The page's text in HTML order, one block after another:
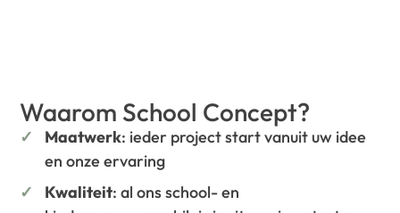
Waarom School Concept?
Maatwerk: ieder project start vanuit uw idee
en onze ervaring
Kwaliteit: al ons school- en